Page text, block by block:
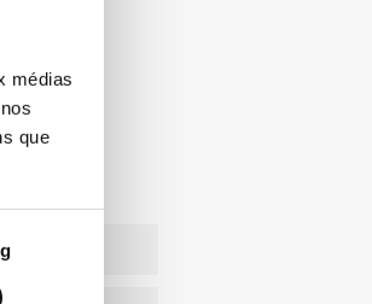
médias
que
ICI!